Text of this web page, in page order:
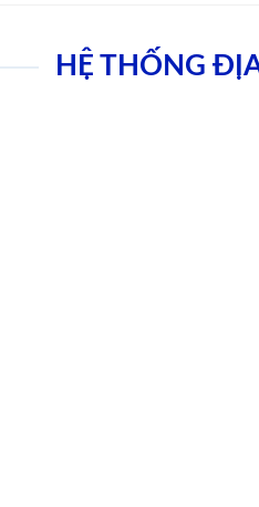
HỆ THỐNG